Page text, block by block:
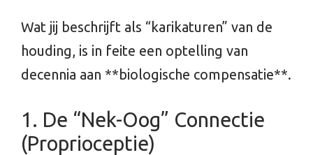
Wat jij beschrijft als “karikaturen” van de
houding, is in feite een optelling van
decennia aan **biologische compensatie**.
1. De “Nek-Oog” Connectie
(Proprioceptie)